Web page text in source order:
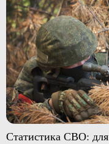
Статистика СВО: